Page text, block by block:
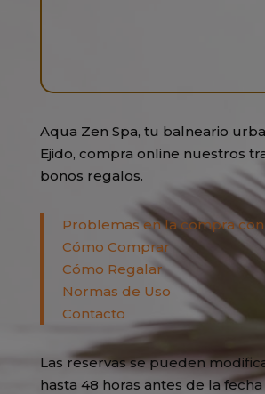
Aqua Zen Spa, tu balneario
Ejido, compra online nuestros
bonos regalos.
Problemas en la compra con
Cómo Comprar
Cómo Regalar
Normas de Uso
Contacto
Las reservas se pueden
hasta 48 horas antes de la